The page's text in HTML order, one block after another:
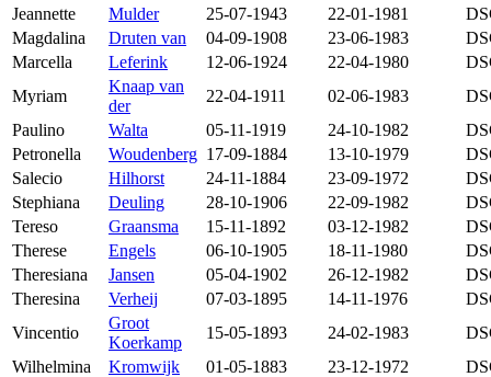
Jeannette
Mulder 25-07-1943 22-01-1981
Magdalina
Druten van 04-09-1908 23-06-1983
Marcella
Leferink 12-06-1924 22-04-1980
Myriam
Knaap van
der
22-04-1911 02-06-1983
Paulino
Walta 05-11-1919 24-10-1982
Petronella
Woudenberg 17-09-1884 13-10-1979
Salecio
Hilhorst 24-11-1884 23-09-1972
Stephiana
Deuling 28-10-1906 22-09-1982
Tereso
Graansma 15-11-1892 03-12-1982
Therese
Engels 06-10-1905 18-11-1980
Theresiana
Jansen 05-04-1902 26-12-1982
Theresina
Verheij 07-03-1895 14-11-1976
Vincentio
Groot
Koerkamp
15-05-1893 24-02-1983
Wilhelmina
Kromwijk 01-05-1883 23-12-1972